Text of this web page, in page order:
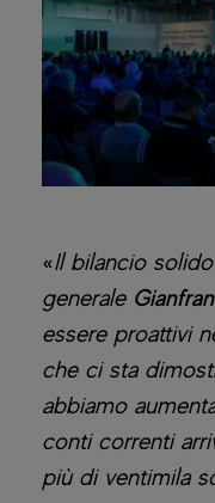
«Il bilancio
generale
essere proattivi
che ci sta
abbiamo
conti correnti
più di ventimila